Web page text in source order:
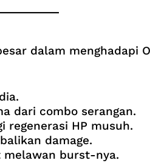
dalam menghadapi
dari combo serangan.
regenerasi HP musuh.
damage.
burst-nya.